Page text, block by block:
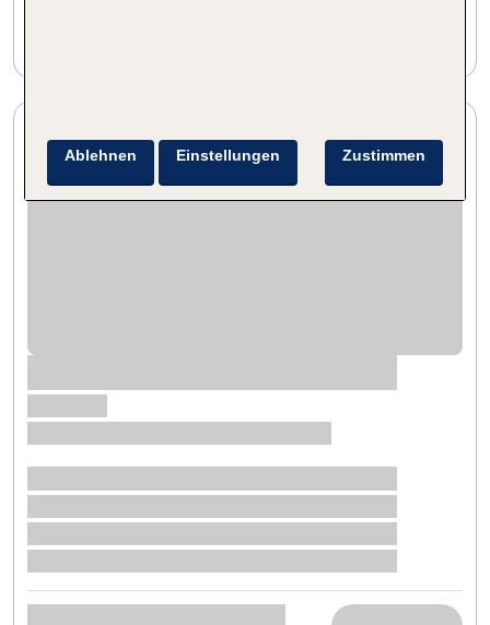
Zustimmen
Ablehnen Einstellungen